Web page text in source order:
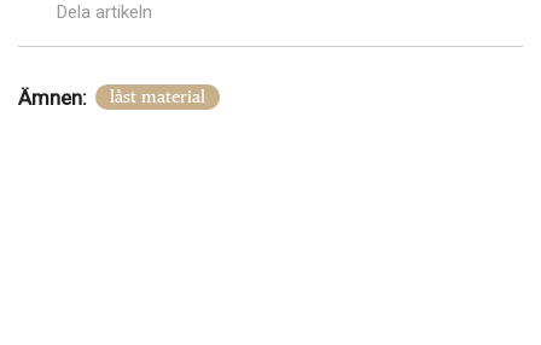
Dela artikeln
Ämnen: låst material